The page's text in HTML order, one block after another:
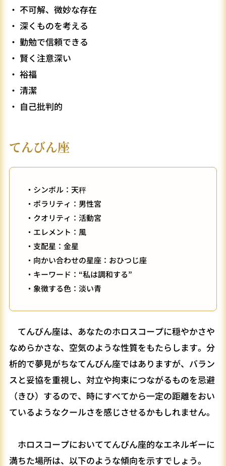
・ 不可解、微妙な存在
・ 深くものを考える
・ 勤勉で信頼できる
・ 賢く注意深い
・ 裕福
・ 清潔
・ 自己批判的
てんびん座
・シンボル：天秤
・ポラリティ：男性宮
・クオリティ：活動宮
・エレメント：風
・支配星：金星
・向かい合わせの星座：おひつじ座
・キーワード：“私は調和する”
・象徴する色：淡い青
てんびん座は、あなたのホロスコープに穏やかさや
なめらかさな、空気のような性質をもたらします。分
析的で夢見がちなてんびん座ではありますが、バラン
スと妥協を重視し、対立や拘束につながるものを忌避
（きひ）するので、時にすべてから一定の距離をおい
ているようなクールさを感じさせるかもしれません。
ホロスコープにおいててんびん座的なエネルギーに
満ちた場所は、以下のような傾向を示すでしょう。